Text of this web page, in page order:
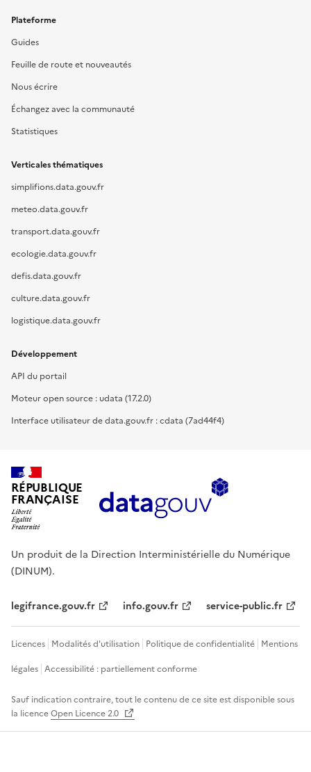
Plateforme
Guides
Feuille de route et nouveautés
Nous écrire
Échangez avec la communauté
Statistiques
Verticales thématiques
simplifions.data.gouv.fr
meteo.data.gouv.fr
transport.data.gouv.fr
ecologie.data.gouv.fr
defis.data.gouv.fr
culture.data.gouv.fr
logistique.data.gouv.fr
Développement
API du portail
Moteur open source : udata (17.2.0)
Interface utilisateur de data.gouv.fr : cdata (7ad44f4)
RÉPUBLIQUE
FRANÇAISE
Un produit de la Direction Interministérielle du Numérique
(DINUM).
legifrance.gouv.fr info.gouv.fr service-public.fr
Licences Modalités d'utilisation Politique de confidentialité Mentions
légales Accessibilité : partiellement conforme
Sauf indication contraire, tout le contenu de ce site est disponible sous
la licenceOpen Licence 2.0